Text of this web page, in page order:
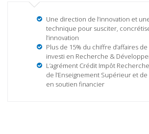
Une direction de l’innovation et
technique pour susciter,
l’innovation
Plus de 15% du chiffre d’affaires
investi en Recherche &
L’agrément Crédit Impôt
de l’Enseignement Supérieur et
en soutien financier